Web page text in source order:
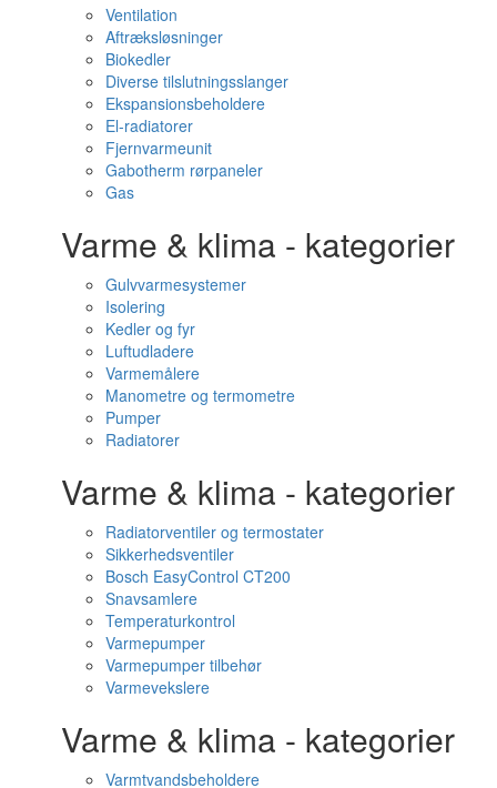
Ventilation
Aftræksløsninger
Biokedler
Diverse tilslutningsslanger
Ekspansionsbeholdere
El-radiatorer
Fjernvarmeunit
Gabotherm rørpaneler
Gas
Varme & klima - kategorier
Gulvvarmesystemer
Isolering
Kedler og fyr
Luftudladere
Varmemålere
Manometre og termometre
Pumper
Radiatorer
Varme & klima - kategorier
Radiatorventiler og termostater
Sikkerhedsventiler
Bosch EasyControl CT200
Snavsamlere
Temperaturkontrol
Varmepumper
Varmepumper tilbehør
Varmevekslere
Varme & klima - kategorier
Varmtvandsbeholdere